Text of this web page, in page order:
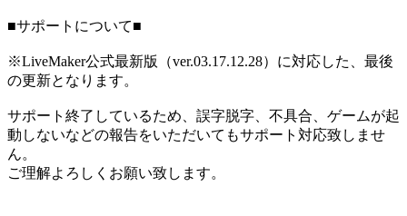
■サポートについて■
※LiveMaker公式最新版（ver.03.17.12.28）に対応した、最後
の更新となります。
サポート終了しているため、誤字脱字、不具合、ゲームが起
動しないなどの報告をいただいてもサポート対応致しませ
ん。
ご理解よろしくお願い致します。